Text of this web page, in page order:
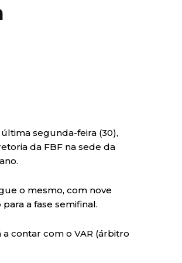
segunda-feira (30),
da FBF na sede da
o mesmo, com nove
a fase semifinal.
contar com o VAR (árbitro